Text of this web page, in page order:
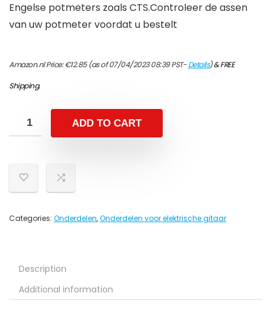
Engelse potmeters zoals CTS.Controleer de assen
van uw potmeter voordat u bestelt
Amazon.nl Price:€12.85(as of 07/04/2023 08:39 PST-Details)&FREE
Shipping.
ADD TO CART
Categories: Onderdelen,Onderdelen voor elektrische gitaar
Description
Additional information